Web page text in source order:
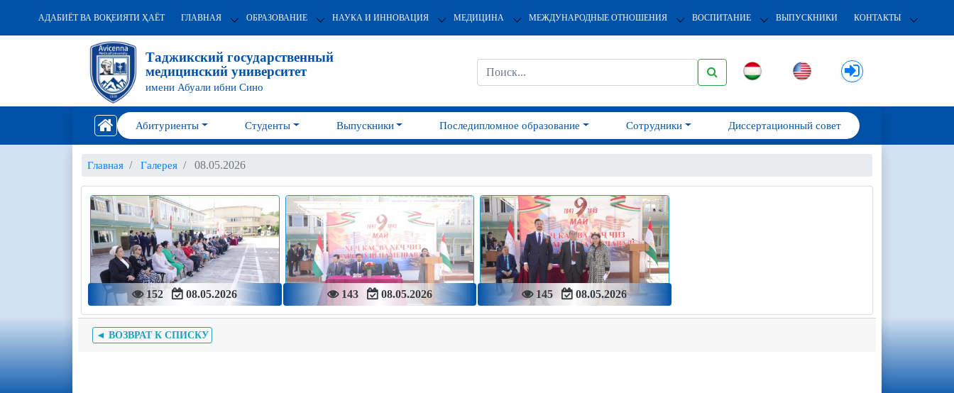
АДАБИЁТ ВА ВОҚЕИЯТИ ҲАЁТ ГЛАВНАЯ ОБРАЗОВАНИЕ НАУКА И ИННОВАЦИЯ МЕДИЦИНА МЕЖДУНАРОДНЫЕ ОТНОШЕНИЯ ВОСПИТАНИЕ ВЫПУСКНИКИ КОНТАКТЫ
Таджикский государственный
медицинский университет
имени Абуали ибни Сино
Абитуриенты Студенты Выпускники Последипломное образование Сотрудники Диссертационный совет
Главная Галерея 08.05.2026
152 08.05.2026 143 08.05.2026 145 08.05.2026
◄ ВОЗВРАТ К СПИСКУ